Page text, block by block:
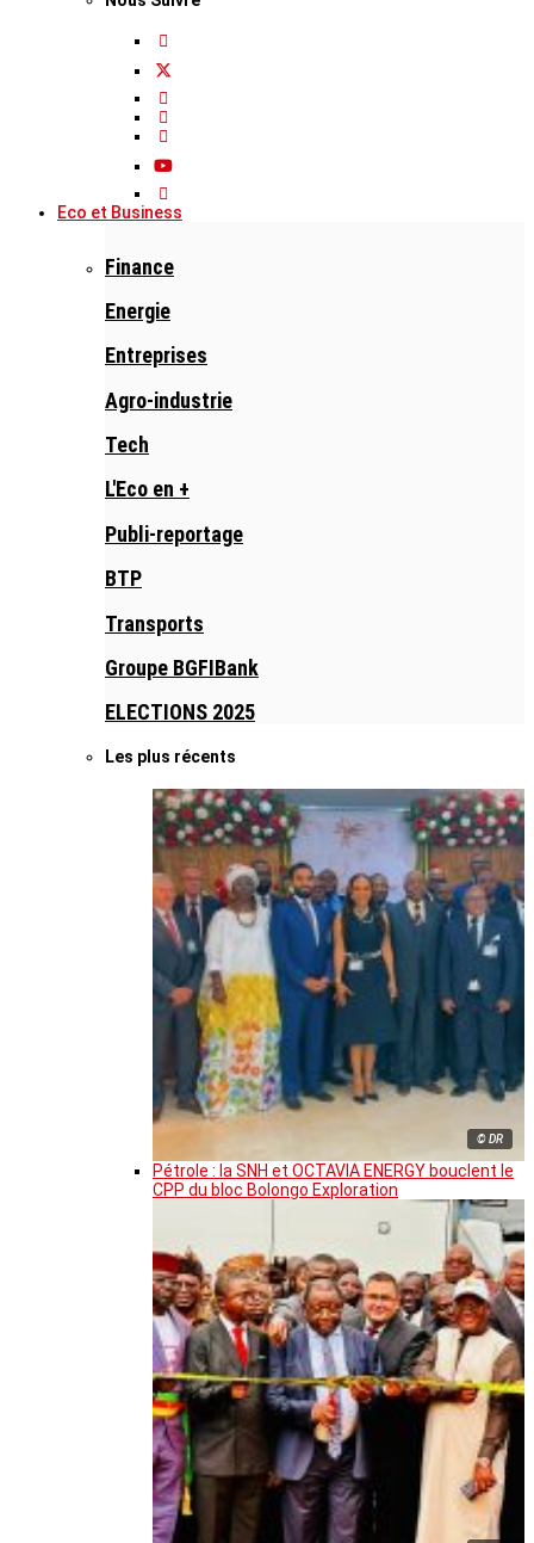
Eco et Business
Finance
Energie
Entreprises
Agro-industrie
Tech
L'Eco en +
Publi-reportage
BTP
Transports
Groupe BGFIBank
ELECTIONS 2025
Les plus récents
© DR
Pétrole : la SNH et OCTAVIA ENERGY bouclent le
CPP du bloc Bolongo Exploration